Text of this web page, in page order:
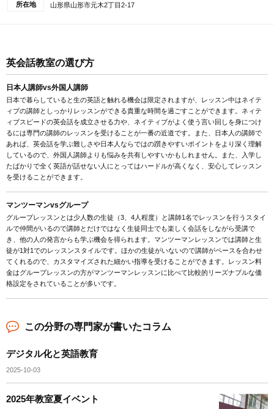
所在地 山形県山形市元木2丁目2-17
英会話教室の選び方
日本人講師vs外国人講師
日本で暮らしていると生の英語と触れる機会は限定されますが、レッスン中はネイテ
ィブの講師としっかりレッスンができる貴重な時間を過ごすことができます。ネィテ
ィブスピードの英会話を成立させる力や、ネイティブがよく使う言い回しを身につけ
るには専門の講師のレッスンを受けることが一番の近道です。また、日本人の講師で
あれば、英会話を学ぶ難しさや日本人ならではの躓きやすいポイントをより深く理解
しているので、外国人講師よりも悩みを共有しやすいかもしれません。また、入学し
たばかりで全く英語が話せない人にとってはハードルが高くなく、安心してレッスン
を受けることができます。
マンツーマンvsグループ
グループレッスンとは少人数の生徒（3、4人程度）と講師1名でレッスンを行うスタイ
ルで仲間がいるので講師とだけではなく生徒同士でも楽しく会話をしながら受講で
き、他の人の発言からも学ぶ機会を得られます。マンツーマンレッスンでは講師と生
徒が1対1でのレッスンスタイルです。ほかの生徒がいないので講師がペースを合わせ
てくれるので、カスタマイズされた細かい指導を受けることができます。レッスン料
金はグループレッスンの方がマンツーマンレッスンに比べて比較的リーズナブルな価
格設定をされていることが多いです。
この分野の専門家が書いたコラム
デジタル化と英語教育
2025-10-03
2025年教室夏イベント